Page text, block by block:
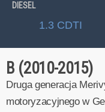
DIESEL
1.3 CDTI
B (2010-2015)
Druga generacja
motoryzacyjnego w